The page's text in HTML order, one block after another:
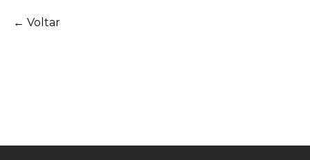
Navegação
← Voltar